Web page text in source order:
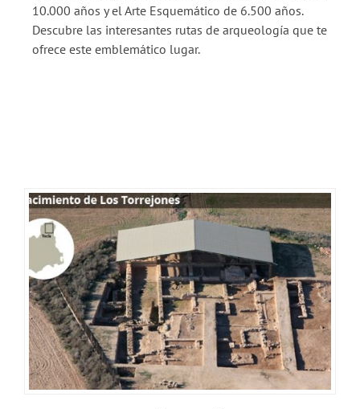
10.000 años y el Arte Esquemático de 6.500 años.
Descubre las interesantes rutas de arqueología que te
ofrece este emblemático lugar.